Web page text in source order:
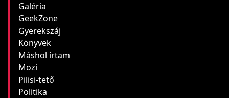
Galéria
GeekZone
Gyerekszáj
Könyvek
Máshol írtam
Mozi
Pilisi-tető
Politika